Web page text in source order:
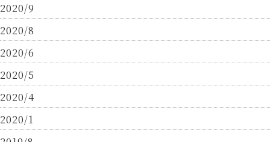
2020/9
2020/8
2020/6
2020/5
2020/4
2020/1